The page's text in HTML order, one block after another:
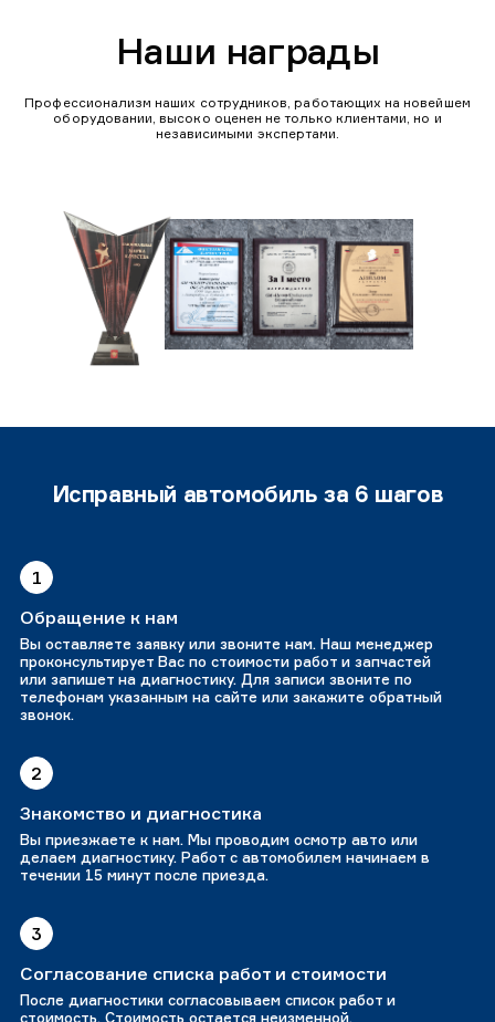
Наши награды
Профессионализм наших сотрудников, работающих на новейшем
оборудовании, высоко оценен не только клиентами, но и
независимыми экспертами.
Исправный автомобиль за 6 шагов
1
Обращение к нам
Вы оставляете заявку или звоните нам. Наш менеджер
проконсультирует Вас по стоимости работ и запчастей
или запишет на диагностику. Для записи звоните по
телефонам указанным на сайте или закажите обратный
звонок.
2
Знакомство и диагностика
Вы приезжаете к нам. Мы проводим осмотр авто или
делаем диагностику. Работ с автомобилем начинаем в
течении 15 минут после приезда.
3
Согласование списка работ и стоимости
После диагностики согласовываем список работ и
стоимость. Стоимость остается неизменной.